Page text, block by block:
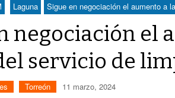
a juez del Tribunal Superior de Justicia de
Laguna Sigue en negociación el aumento a
negociación el
servicio de
Torreón 11 marzo, 2024